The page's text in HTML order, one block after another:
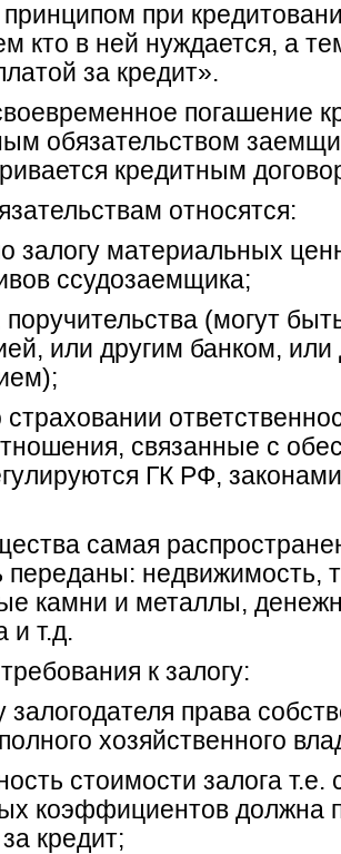
при
кто в ней нуждается, а
за кредит».
погашение
обязательством
кредитным
относятся:
залогу материальных
ссудозаемщика;
поручительства (могут
или другим банком,
страховании
связанные с
ГК РФ,
самая
переданы: недвижимость,
камни и металлы,
и т.д.
к залогу:
залогодателя права
хозяйственного
стоимости залога т.е.
коэффициентов должна
кредит;